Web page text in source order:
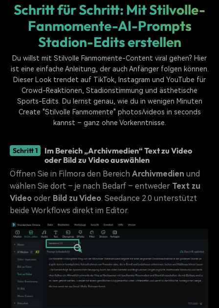
Schritt für Schritt: Mit Stilvolle-
Fanmomente-AI-Prompts
Stadion-Edits erstellen
Du willst mit Stilvolle Fanmomente-Content viral gehen? Hier
ist eine einfache Anleitung, der auch Anfänger folgen können.
Dieser Look trendet auf TikTok, Instagram und YouTube für
Crowd-Reaktionen, Stadionstimmung und ästhetische
Sports-Edits. Du lernst genau, wie du in wenigen Minuten
Create "Stilvolle Fanmomente" photos/videos in seconds
kannst – ganz ohne Vorkenntnisse.
Schritt 1
Im Bereich „Archivmedien“ Text zu Video
oder Bild zu Video auswählen
Öffnen Sie in Filmora den Bereich Archivmedien und
wählen Sie dort – je nach Bedarf – entweder Text zu
Video oder Bild zu Video. Seedance 2.0 unterstützt
beide Workflows direkt im Editor.